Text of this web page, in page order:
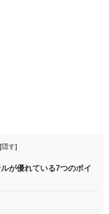
[隠す]
が優れている7つのポイ